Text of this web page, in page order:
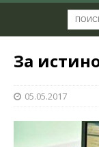
За
05.05.2017